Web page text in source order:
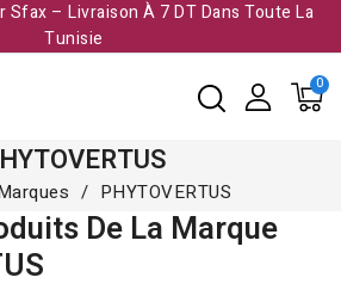
Sfax – Livraison À 7 DT Dans Toute La
Tunisie​
PHYTOVERTUS
De La Marque